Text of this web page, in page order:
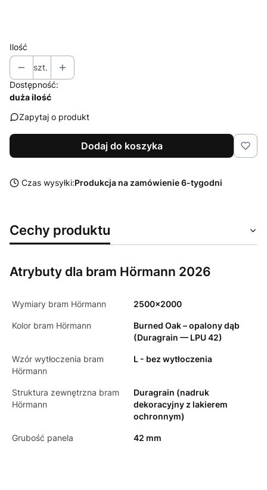
Ilość
szt.
Dostępność:
duża ilość
Zapytaj o produkt
Dodaj do koszyka
Czas wysyłki:Produkcja na zamówienie 6-tygodni
Cechy produktu
Atrybuty dla bram Hörmann 2026
Wymiary bram Hörmann 2500x2000
Kolor bram Hörmann
Burned Oak – opalony dąb
(Duragrain — LPU 42)
Wzór wytłoczenia bram
Hörmann
L - bez wytłoczenia
Struktura zewnętrzna bram
Hörmann
Duragrain (nadruk
dekoracyjny z lakierem
ochronnym)
Grubość panela 42 mm